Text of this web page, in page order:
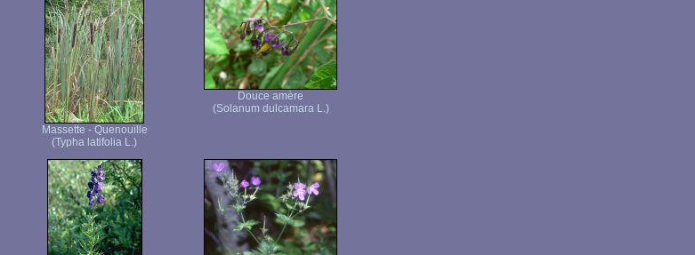
Massette - Quenouille
(Typha latifolia L.)
Douce amère
(Solanum dulcamara L.)